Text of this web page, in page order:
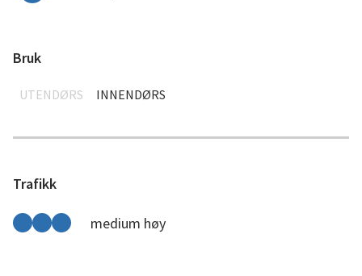
Bruk
UTENDØRS INNENDØRS
Trafikk
medium høy